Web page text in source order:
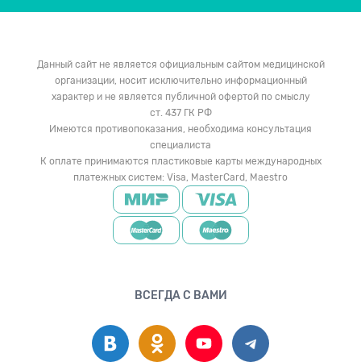
Данный сайт не является официальным сайтом медицинской
организации, носит исключительно информационный
характер и не является публичной офертой по смыслу
ст. 437 ГК РФ
Имеются противопоказания, необходима консультация
специалиста
К оплате принимаются пластиковые карты международных
платежных систем: Visa, MasterCard, Maestro
ВСЕГДА С ВАМИ